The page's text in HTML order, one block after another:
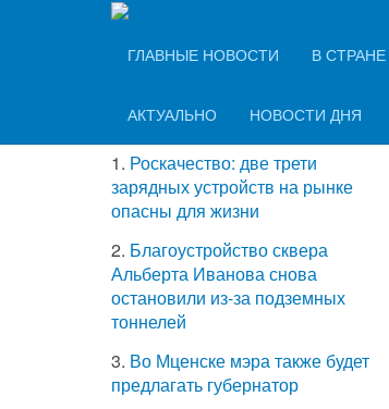
ГЛАВНЫЕ НОВОСТИ
В СТРАНЕ
АКТУАЛЬНО НОВОСТИ ДНЯ
1. Роскачество: две трети
зарядных устройств на рынке
опасны для жизни
2. Благоустройство сквера
Альберта Иванова снова
остановили из-за подземных
тоннелей
3. Во Мценске мэра также будет
предлагать губернатор